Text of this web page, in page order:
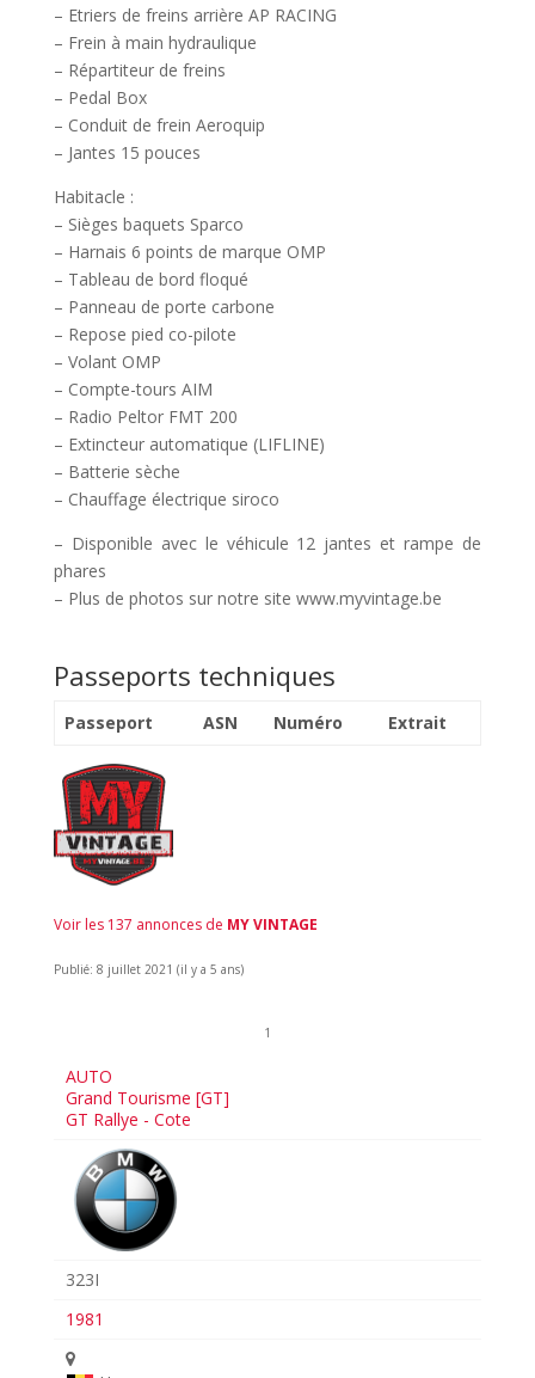
– Etriers de freins arrière AP RACING
– Frein à main hydraulique
– Répartiteur de freins
– Pedal Box
– Conduit de frein Aeroquip
– Jantes 15 pouces
Habitacle :
– Sièges baquets Sparco
– Harnais 6 points de marque OMP
– Tableau de bord floqué
– Panneau de porte carbone
– Repose pied co-pilote
– Volant OMP
– Compte-tours AIM
– Radio Peltor FMT 200
– Extincteur automatique (LIFLINE)
– Batterie sèche
– Chauffage électrique siroco
– Disponible avec le véhicule 12 jantes et rampe de
phares
– Plus de photos sur notre site www.myvintage.be
Passeports techniques
Passeport ASN Numéro Extrait
Voir les 137 annonces de MY VINTAGE
Publié: 8 juillet 2021 (il y a 5 ans)
1
AUTO
Grand Tourisme [GT]
GT Rallye - Cote
323I
1981